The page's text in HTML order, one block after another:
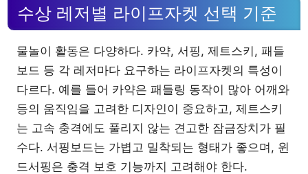
수상 레저별 라이프자켓 선택 기준
물놀이 활동은 다양하다. 카약, 서핑, 제트스키, 패들
보드 등 각 레저마다 요구하는 라이프자켓의 특성이
다르다. 예를 들어 카약은 패들링 동작이 많아 어깨와
등의 움직임을 고려한 디자인이 중요하고, 제트스키
는 고속 충격에도 풀리지 않는 견고한 잠금장치가 필
수다. 서핑보드는 가볍고 밀착되는 형태가 좋으며, 윈
드서핑은 충격 보호 기능까지 고려해야 한다.